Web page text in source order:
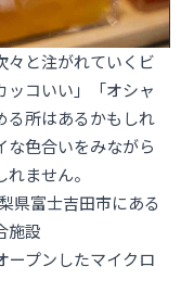
々と注がれていくビ
ッコいい」「オシャ
る所はあるかもしれ
な色合いをみながら
ません。
県富士吉田市にある
施設
ープンしたマイクロ